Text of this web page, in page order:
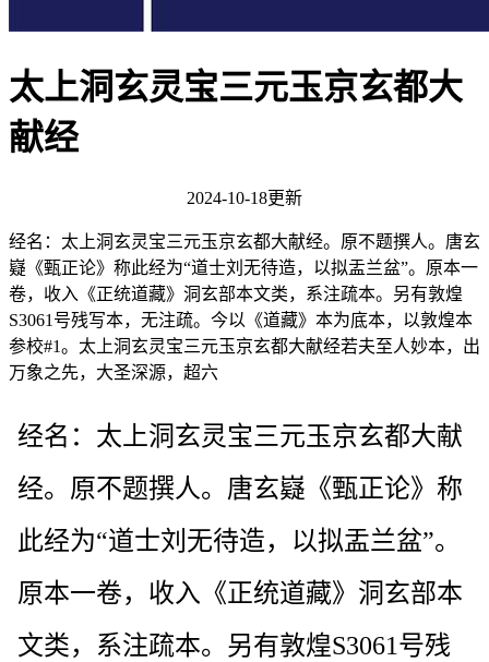
太上洞玄灵宝三元玉京玄都大
献经
2024-10-18更新
经名：太上洞玄灵宝三元玉京玄都大献经。原不题撰人。唐玄
嶷《甄正论》称此经为“道士刘无待造，以拟盂兰盆”。原本一
卷，收入《正统道藏》洞玄部本文类，系注疏本。另有敦煌
S3061号残写本，无注疏。今以《道藏》本为底本，以敦煌本
参校#1。太上洞玄灵宝三元玉京玄都大献经若夫至人妙本，出
万象之先，大圣深源，超六
经名：太上洞玄灵宝三元玉京玄都大献
经。原不题撰人。唐玄嶷《甄正论》称
此经为“道士刘无待造，以拟盂兰盆”。
原本一卷，收入《正统道藏》洞玄部本
文类，系注疏本。另有敦煌S3061号残